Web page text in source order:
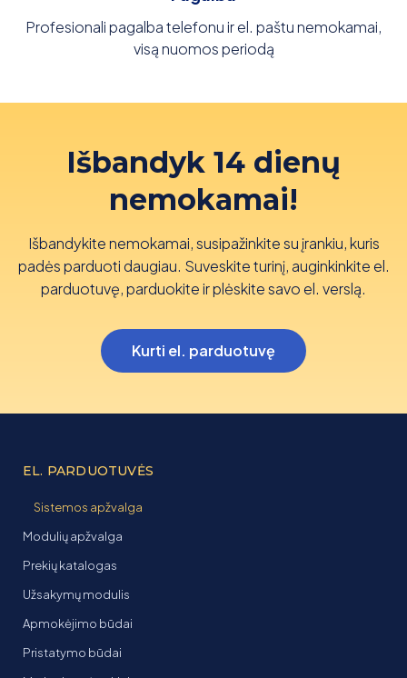
Profesionali pagalba telefonu ir el. paštu nemokamai,
visą nuomos periodą
Išbandyk 14 dienų
nemokamai!
Išbandykite nemokamai, susipažinkite su įrankiu, kuris
padės parduoti daugiau. Suveskite turinį, auginkinkite el.
parduotuvę, parduokite ir plėskite savo el. verslą.
Kurti el. parduotuvę
EL. PARDUOTUVĖS
Sistemos apžvalga
Modulių apžvalga
Prekių katalogas
Užsakymų modulis
Apmokėjimo būdai
Pristatymo būdai